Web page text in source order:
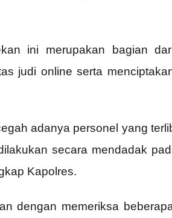
ini merupakan bagian
judi online serta
adanya personel yang
secara mendadak
Kapolres.
dengan memeriksa